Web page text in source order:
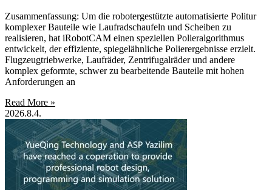
Zusammenfassung: Um die robotergestützte automatisierte Politur
komplexer Bauteile wie Laufradschaufeln und Scheiben zu
realisieren, hat iRobotCAM einen speziellen Polieralgorithmus
entwickelt, der effiziente, spiegelähnliche Polierergebnisse erzielt.
Flugzeugtriebwerke, Laufräder, Zentrifugalräder und andere
komplex geformte, schwer zu bearbeitende Bauteile mit hohen
Anforderungen an
Read More »
2026.8.4.